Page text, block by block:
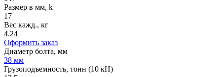
Размер в мм, k
17
Вес кажд., кг
4.24
Оформить заказ
Диаметр болта, мм
38 мм
Грузоподъемность, тонн (10 кН)